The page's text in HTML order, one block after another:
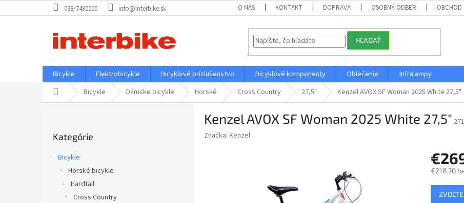
na
038/7490000 info@interbike.sk O NÁS KONTAKT DOPRAVA OSOBNÝ ODBER
HĽADAŤ
Bicykle Elektrobicykle Bicyklové príslušenstvo Bicyklové komponenty Oblečenie
Infralampy
DomovBicykle Dámske bicykle Horské Cross Country 27,5" Kenzel AVOX SF Woman 2025 White 27,5"
kategórie
Kategórie
Bicykle
Horské bicykle
Hardtail
Cross Country
Kenzel AVOX SF Woman 2025 White 27,5"
Značka: Kenzel
€218,70
cena: